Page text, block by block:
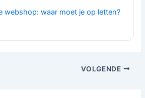
webshop: waar moet je op letten?
VOLGENDE